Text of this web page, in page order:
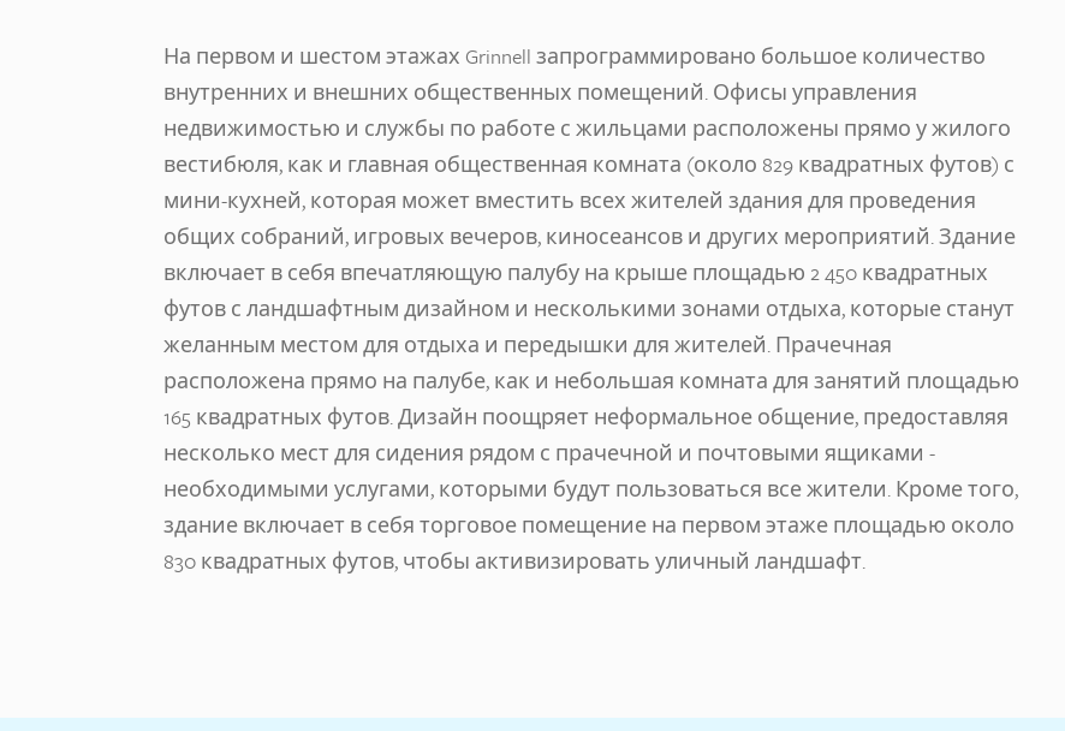
На первом и шестом этажах Grinnell запрограммировано большое количество
внутренних и внешних общественных помещений. Офисы управления
недвижимостью и службы по работе с жильцами расположены прямо у жилого
вестибюля, как и главная общественная комната (около 829 квадратных футов) с
мини-кухней, которая может вместить всех жителей здания для проведения
общих собраний, игровых вечеров, киносеансов и других мероприятий. Здание
включает в себя впечатляющую палубу на крыше площадью 2 450 квадратных
футов с ландшафтным дизайном и несколькими зонами отдыха, которые станут
желанным местом для отдыха и передышки для жителей. Прачечная
расположена прямо на палубе, как и небольшая комната для занятий площадью
165 квадратных футов. Дизайн поощряет неформальное общение, предоставляя
несколько мест для сидения рядом с прачечной и почтовыми ящиками -
необходимыми услугами, которыми будут пользоваться все жители. Кроме того,
здание включает в себя торговое помещение на первом этаже площадью около
830 квадратных футов, чтобы активизировать уличный ландшафт.